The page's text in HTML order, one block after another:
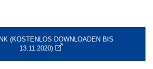
(KOSTENLOS DOWNLOADEN BIS
13.11.2020)